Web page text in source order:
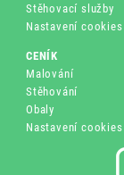
Stěhovací služby
Nastavení cookies
CENÍK
Malování
Stěhování
Obaly
Nastavení cookies